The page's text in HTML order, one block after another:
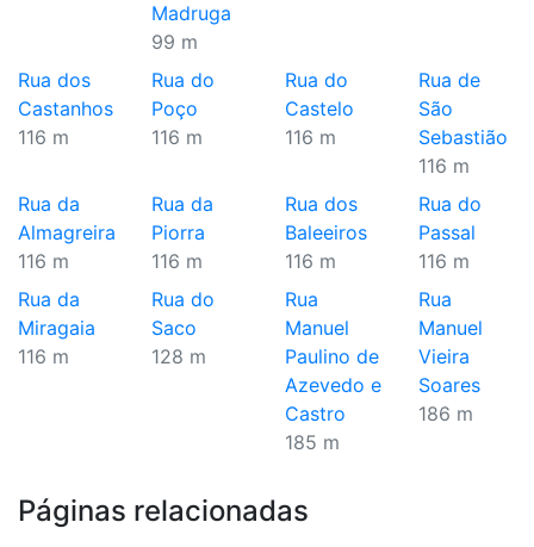
Madruga
99 m
Rua dos
Castanhos
116 m
Rua do
Poço
116 m
Rua do
Castelo
116 m
Rua de
São
Sebastião
116 m
Rua da
Almagreira
116 m
Rua da
Piorra
116 m
Rua dos
Baleeiros
116 m
Rua do
Passal
116 m
Rua da
Miragaia
116 m
Rua do
Saco
128 m
Rua
Manuel
Paulino de
Azevedo e
Castro
185 m
Rua
Manuel
Vieira
Soares
186 m
Páginas relacionadas